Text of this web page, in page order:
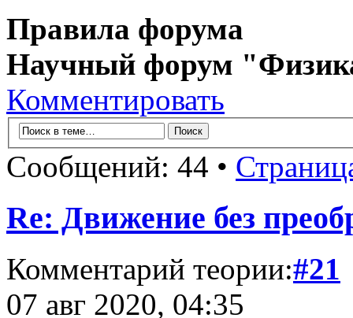
Правила форума
Научный форум
Комментировать
Сообщений: 44 •
Re: Движение без
Комментарий теории:#21
07 авг 2020, 04:35